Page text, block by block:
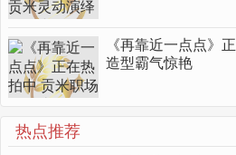
《再靠近一点点》
造型霸气惊艳
热点推荐